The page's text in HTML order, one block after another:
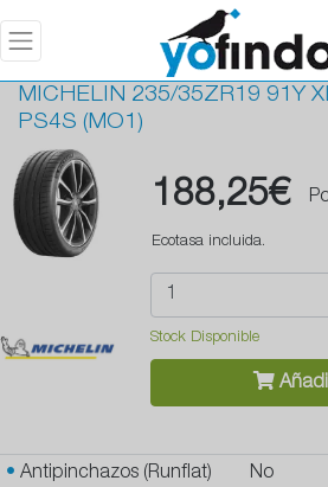
MICHELIN 235/35ZR19 91Y
PS4S (MO1)
188,25€
Ecotasa incluida.
Stock Disponible
• Antipinchazos (Runflat) No